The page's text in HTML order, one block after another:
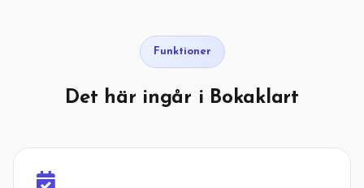
Funktioner
Det här ingår i Bokaklart